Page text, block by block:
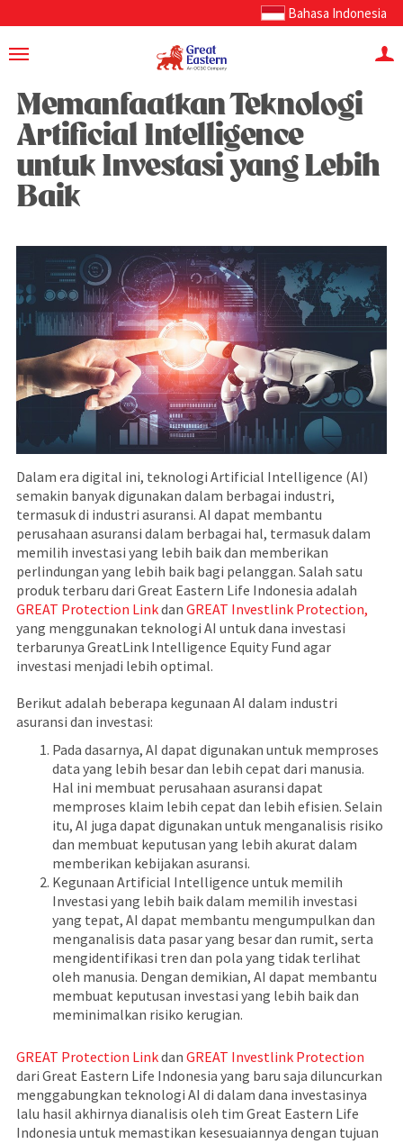
Bahasa Indonesia
Memanfaatkan Teknologi
Artificial Intelligence
untuk Investasi yang Lebih
Baik
Dalam era digital ini, teknologi Artificial Intelligence (AI)
semakin banyak digunakan dalam berbagai industri,
termasuk di industri asuransi. AI dapat membantu
perusahaan asuransi dalam berbagai hal, termasuk dalam
memilih investasi yang lebih baik dan memberikan
perlindungan yang lebih baik bagi pelanggan. Salah satu
produk terbaru dari Great Eastern Life Indonesia adalah
GREAT Protection Linkdan GREAT Investlink Protection,
yang menggunakan teknologi AI untuk dana investasi
terbarunya GreatLink Intelligence Equity Fund agar
investasi menjadi lebih optimal.
Berikut adalah beberapa kegunaan AI dalam industri
asuransi dan investasi:
Pada dasarnya, AI dapat digunakan untuk memproses
data yang lebih besar dan lebih cepat dari manusia.
Hal ini membuat perusahaan asuransi dapat
memproses klaim lebih cepat dan lebih efisien. Selain
itu, AI juga dapat digunakan untuk menganalisis risiko
dan membuat keputusan yang lebih akurat dalam
memberikan kebijakan asuransi.
Kegunaan Artificial Intelligence untuk memilih
Investasi yang lebih baik dalam memilih investasi
yang tepat, AI dapat membantu mengumpulkan dan
menganalisis data pasar yang besar dan rumit, serta
mengidentifikasi tren dan pola yang tidak terlihat
oleh manusia. Dengan demikian, AI dapat membantu
membuat keputusan investasi yang lebih baik dan
meminimalkan risiko kerugian.
GREAT Protection Linkdan GREAT Investlink Protection
dari Great Eastern Life Indonesia yang baru saja diluncurkan
menggabungkan teknologi AI di dalam dana investasinya
lalu hasil akhirnya dianalisis oleh tim Great Eastern Life
Indonesia untuk memastikan kesesuaiannya dengan tujuan